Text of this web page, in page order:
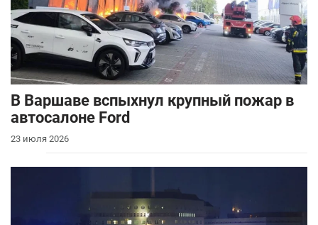
В Варшаве вспыхнул крупный пожар в
автосалоне Ford
23 июля 2026